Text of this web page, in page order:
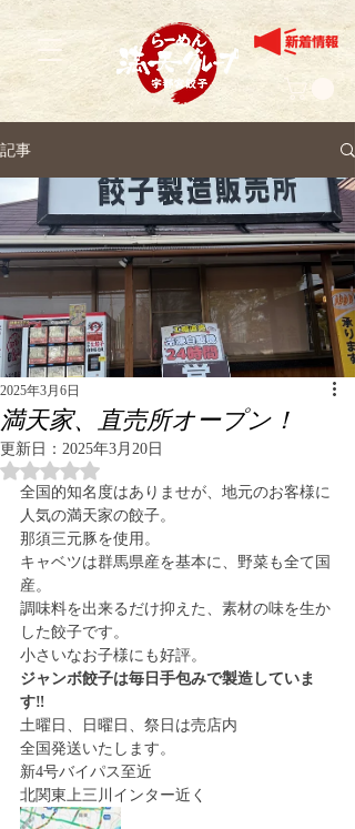
記事
満天家、直売所オープン！
2025年3月6日
更新日： 2025年3月20日
5つ星のうちNaNと評価されています。
全国的知名度はありませが、地元のお客様に
人気の満天家の餃子。
那須三元豚を使用。
キャベツは群馬県産を基本に、野菜も全て国
産。
調味料を出来るだけ抑えた、素材の味を生か
した餃子です。
小さいなお子様にも好評。
ジャンボ餃子は毎日手包みで製造していま
す‼︎
土曜日、日曜日、祭日は売店内
全国発送いたします。
新4号バイパス至近
北関東上三川インター近く